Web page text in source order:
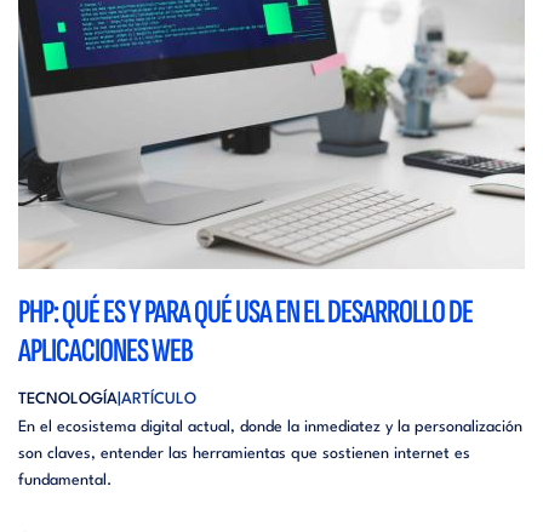
PHP: QUÉ ES Y PARA QUÉ USA EN EL DESARROLLO DE
APLICACIONES WEB
TECNOLOGÍA ARTÍCULO
En el ecosistema digital actual, donde la inmediatez y la personalización
son claves, entender las herramientas que sostienen internet es
fundamental.